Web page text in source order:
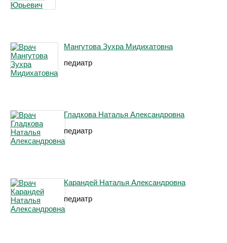
Мангутова Зухра Мидихатовна
педиатр
Гладкова Наталья Александровна
педиатр
Карандей Наталья Александровна
педиатр